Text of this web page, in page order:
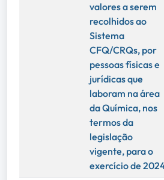
valores a serem
recolhidos ao
Sistema
CFQ/CRQs, por
pessoas físicas e
jurídicas que
laboram na área
da Química, nos
termos da
legislação
vigente, para o
exercício de